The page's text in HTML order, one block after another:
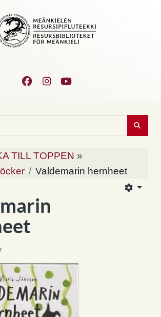
TILL TOPPEN »
Valdemarin hernheet